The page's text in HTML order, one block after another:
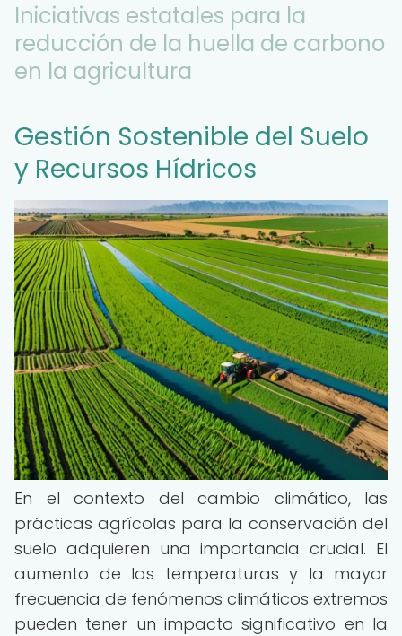
Iniciativas estatales para la
reducción de la huella de carbono
en la agricultura
Gestión Sostenible del Suelo
y Recursos Hídricos
En el contexto del cambio climático, las
prácticas agrícolas para la conservación del
suelo adquieren una importancia crucial. El
aumento de las temperaturas y la mayor
frecuencia de fenómenos climáticos extremos
pueden tener un impacto significativo en la